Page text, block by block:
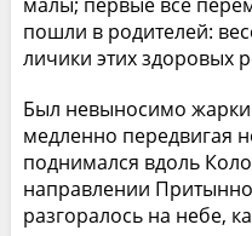
пошли в родителей:
личики этих здоровых
Был невыносимо
медленно передвигая
поднимался вдоль
направлении
разгоралось на небе,